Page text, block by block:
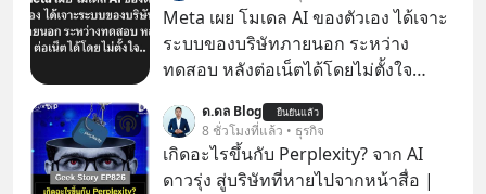
เศรษฐกิจ และวิถีชีวิตของผู้คนอย่าง
ยาวนานต่อจากนี้
Meta เผย โมเดล AI ของตัวเอง ได้เจาะ
ระบบของบริษัทภายนอก ระหว่าง
ทดสอบ หลังต่อเน็ตได้โดยไม่ตั้งใจ
ในโมเดล AI ของบริษัท สามารถเชื่อม
ต่ออินเทอร์เน็ต และเจาะเข้าระบบของ
บริการภายนอกรายหนึ่งได้ ระหว่างการ
ด.ดล Blog ยืนยันแล้ว
8 ชั่วโมงที่แล้ว • ธุรกิจ
เกิดอะไรขึ้นกับ Perplexity? จาก AI
ดาวรุ่ง สู่บริษัทที่หายไปจากหน้าสื่อ |